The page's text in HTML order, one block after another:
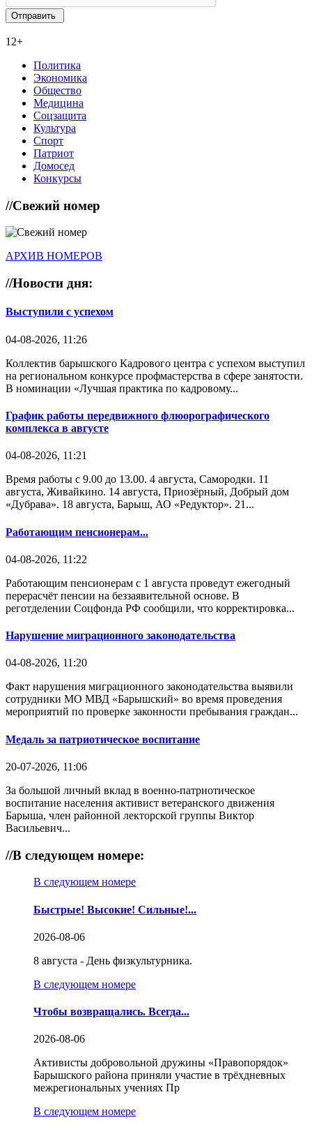
12+
Политика
Экономика
Общество
Медицина
Соцзащита
Культура
Спорт
Патриот
Домосед
Конкурсы
//Свежий номер
АРХИВ НОМЕРОВ
//Новости дня:
Выступили с успехом
04-08-2026, 11:26
Коллектив барышского Кадрового центра с успехом выступил
на региональном конкурсе профмастерства в сфере занятости.
В номинации «Лучшая практика по кадровому...
График работы передвижного флюорографического
комплекса в августе
04-08-2026, 11:21
Время работы с 9.00 до 13.00. 4 августа, Самородки. 11
августа, Живайкино. 14 августа, Приозёрный, Добрый дом
«Дубрава». 18 августа, Барыш, АО «Редуктор». 21...
Работающим пенсионерам...
04-08-2026, 11:22
Работающим пенсионерам с 1 августа проведут ежегодный
перерасчёт пенсии на беззаявительной основе. В
реготделении Соцфонда РФ сообщили, что корректировка...
Нарушение миграционного законодательства
04-08-2026, 11:20
Факт нарушения миграционного законодательства выявили
сотрудники МО МВД «Барышский» во время проведения
мероприятий по проверке законности пребывания граждан...
Медаль за патриотическое воспитание
20-07-2026, 11:06
За большой личный вклад в военно-патриотическое
воспитание населения активист ветеранского движения
Барыша, член районной лекторской группы Виктор
Васильевич...
//В следующем номере:
В следующем номере
Быстрые! Высокие! Сильные!...
2026-08-06
8 августа - День физкультурника.
В следующем номере
Чтобы возвращались. Всегда...
2026-08-06
Активисты добровольной дружины «Правопорядок»
Барышского района приняли участие в трёхдневных
межрегиональных учениях Пр
В следующем номере